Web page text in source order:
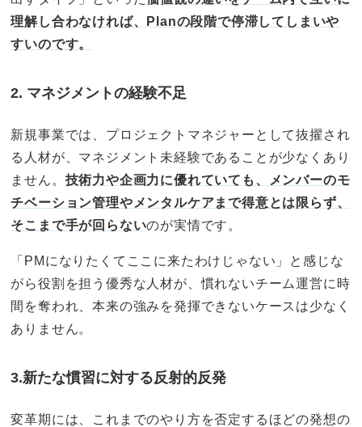
理解し合わなければ、Planの段階で停滞してしまいや
すいのです。
2. マネジメントの経験不足
新規事業では、プロジェクトマネジャーとして抜擢され
る人材が、マネジメント未経験であることが少なくあり
ません。 技術力や企画力に優れていても、メンバーのモ
チベーション管理やメンタルケアまで得意とは限らず、
そこまで手が回らないのが実情です。
「PMになりたくてここに来たわけじゃない」と感じな
がら役割を担う優秀な人材が、慣れないチーム運営に時
間を奪われ、本来の強みを発揮できないケースは少なく
ありません。
3.新たな慣習に対する反射的反発
変革期には、これまでのやり方を否定するほどの発想の